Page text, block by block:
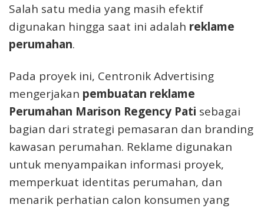
Salah satu media yang masih efektif
digunakan hingga saat ini adalah reklame
perumahan.
Pada proyek ini, Centronik Advertising
mengerjakan pembuatan reklame
Perumahan Marison Regency Pati sebagai
bagian dari strategi pemasaran dan branding
kawasan perumahan. Reklame digunakan
untuk menyampaikan informasi proyek,
memperkuat identitas perumahan, dan
menarik perhatian calon konsumen yang